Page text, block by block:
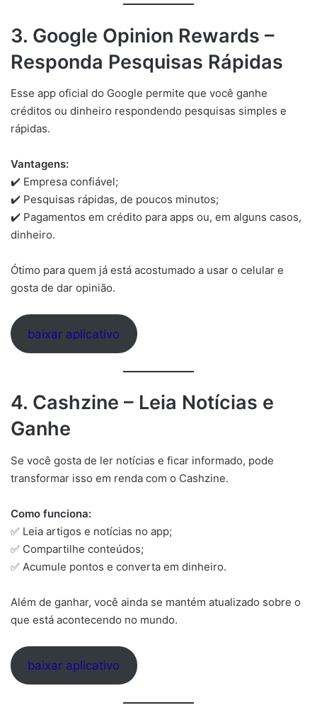
3. Google Opinion Rewards –
Responda Pesquisas Rápidas
Esse app oficial do Google permite que você ganhe
créditos ou dinheiro respondendo pesquisas simples e
rápidas.
Vantagens:
✔️ Empresa confiável;
✔️ Pesquisas rápidas, de poucos minutos;
✔️ Pagamentos em crédito para apps ou, em alguns casos,
dinheiro.
Ótimo para quem já está acostumado a usar o celular e
gosta de dar opinião.
baixar aplicativo
4. Cashzine – Leia Notícias e
Ganhe
Se você gosta de ler notícias e ficar informado, pode
transformar isso em renda com o Cashzine.
Como funciona:
✅ Leia artigos e notícias no app;
✅ Compartilhe conteúdos;
✅ Acumule pontos e converta em dinheiro.
Além de ganhar, você ainda se mantém atualizado sobre o
que está acontecendo no mundo.
baixar aplicativo